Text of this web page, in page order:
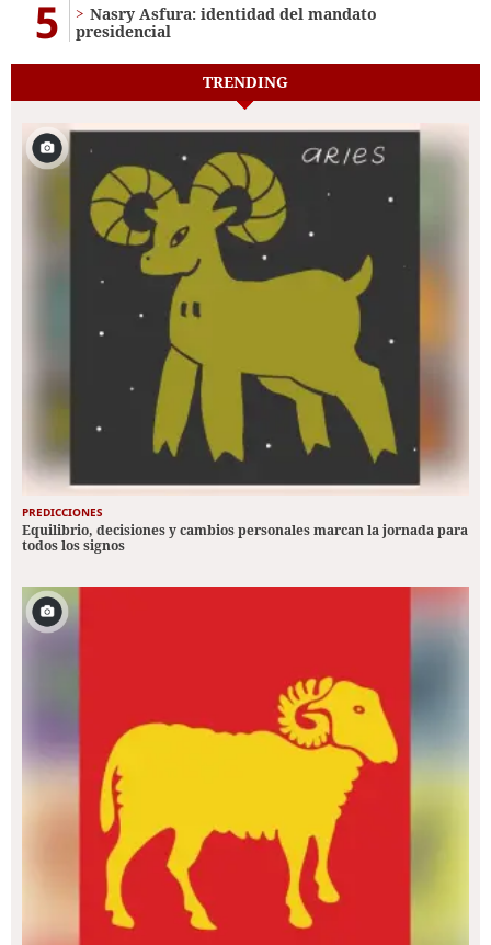
5
Nasry Asfura: identidad del mandato
presidencial
TRENDING
PREDICCIONES
Equilibrio, decisiones y cambios personales marcan la jornada para
todos los signos